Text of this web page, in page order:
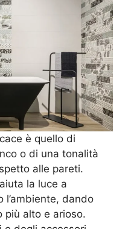
è quello di
o di una tonalità
alle pareti.
la luce a
dando
più alto e arioso.